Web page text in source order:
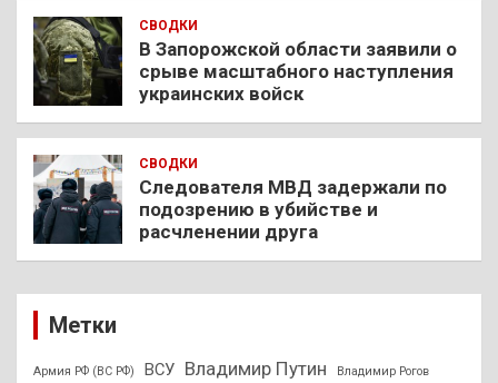
СВОДКИ
В Запорожской области заявили о
срыве масштабного наступления
украинских войск
СВОДКИ
Следователя МВД задержали по
подозрению в убийстве и
расчленении друга
Метки
Армия РФ (ВС РФ) ВСУ Владимир Путин Владимир Рогов